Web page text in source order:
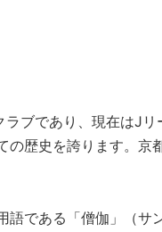
ブであり、現在はJ
の歴史を誇ります。
語である「僧伽」（